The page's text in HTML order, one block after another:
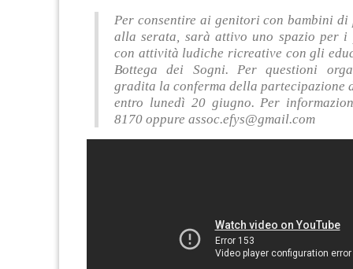
Per consentire ai genitori con bambini di
alla serata, sarà attivo uno spazio per
con attività ludiche ricreative con gli
Bottega dei Sogni. Per questioni
gradita la conferma della partecipazione
entro lunedì 20 giugno. Per
8170 oppure assoc.efys@gmail.com